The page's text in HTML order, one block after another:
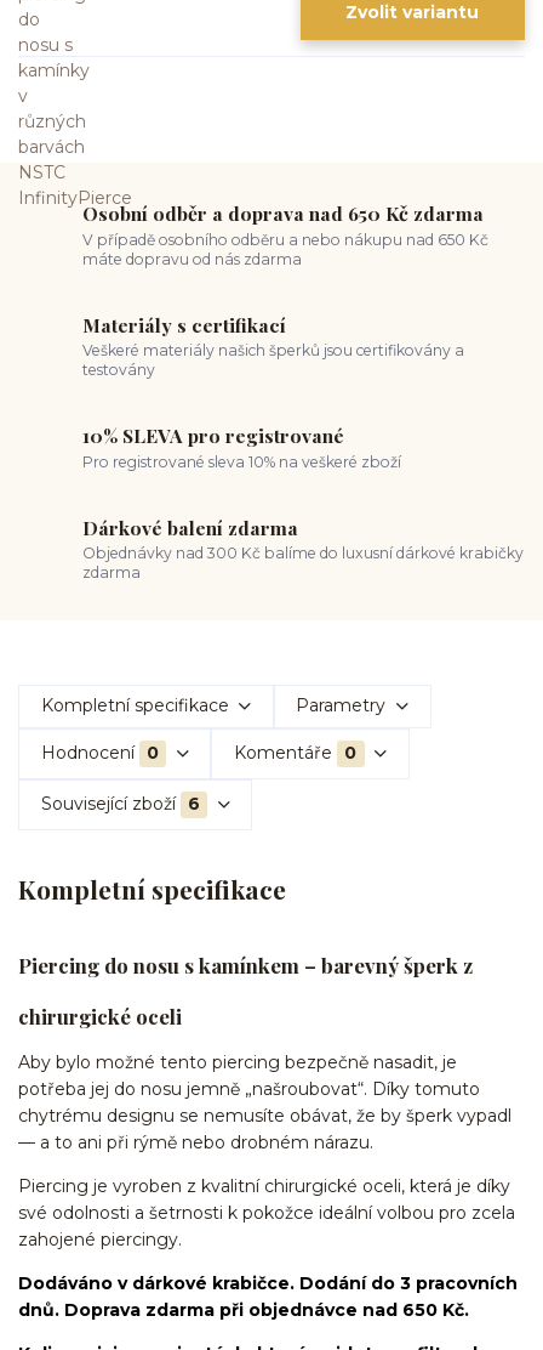
Zvolit variantu
Osobní odběr a doprava nad 650 Kč zdarma
V případě osobního odběru a nebo nákupu nad 650 Kč
máte dopravu od nás zdarma
Materiály s certifikací
Veškeré materiály našich šperků jsou certifikovány a
testovány
10% SLEVA pro registrované
Pro registrované sleva 10% na veškeré zboží
Dárkové balení zdarma
Objednávky nad 300 Kč balíme do luxusní dárkové krabičky
zdarma
Kompletní specifikace Parametry
Hodnocení 0 Komentáře 0
Související zboží 6
Kompletní specifikace
Piercing do nosu s kamínkem – barevný šperk z
chirurgické oceli
Aby bylo možné tento piercing bezpečně nasadit, je
potřeba jej do nosu jemně „našroubovat“. Díky tomuto
chytrému designu se nemusíte obávat, že by šperk vypadl
— a to ani při rýmě nebo drobném nárazu.
Piercing je vyroben z kvalitní chirurgické oceli, která je díky
své odolnosti a šetrnosti k pokožce ideální volbou pro zcela
zahojené piercingy.
Dodáváno v dárkové krabičce. Dodání do 3 pracovních
dnů. Doprava zdarma při objednávce nad 650 Kč.